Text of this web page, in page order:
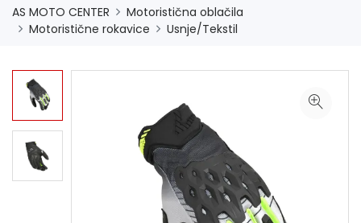
AS MOTO CENTER
Motoristična oblačila
Motoristične rokavice
Usnje/Tekstil